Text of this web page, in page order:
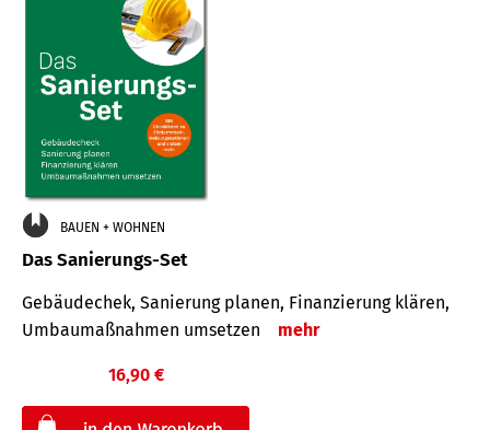
BAUEN + WOHNEN
Das Sanierungs-Set
Gebäudechek, Sanierung planen, Finanzierung klären,
Umbaumaßnahmen umsetzen
mehr
16,90 €